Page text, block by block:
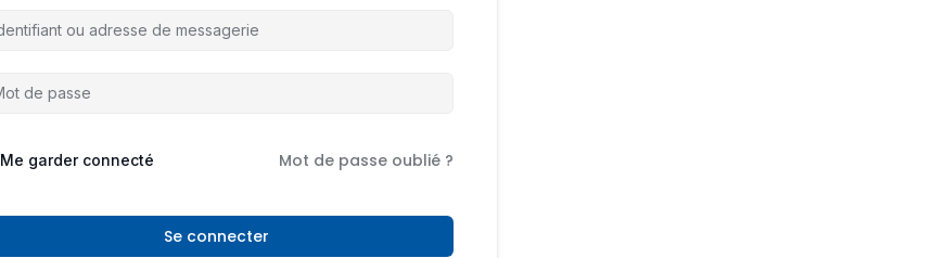
Me garder connecté Mot de passe oublié ?
Se connecter